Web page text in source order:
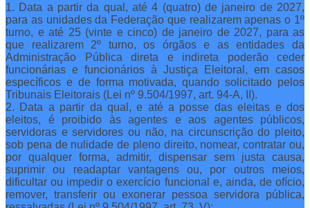
1. Data a partir da qual, até 4 (quatro) de janeiro de 2027,
para as unidades da Federação que realizarem apenas o 1º
turno, e até 25 (vinte e cinco) de janeiro de 2027, para as
que realizarem 2º turno, os órgãos e as entidades da
Administração Pública direta e indireta poderão ceder
funcionárias e funcionários à Justiça Eleitoral, em casos
específicos e de forma motivada, quando solicitado pelos
Tribunais Eleitorais (Lei nº 9.504/1997, art. 94-A, II).
2. Data a partir da qual, e até a posse das eleitas e dos
eleitos, é proibido às agentes e aos agentes públicos,
servidoras e servidores ou não, na circunscrição do pleito,
sob pena de nulidade de pleno direito, nomear, contratar ou,
por qualquer forma, admitir, dispensar sem justa causa,
suprimir ou readaptar vantagens ou, por outros meios,
dificultar ou impedir o exercício funcional e, ainda, de ofício,
remover, transferir ou exonerar pessoa servidora pública,